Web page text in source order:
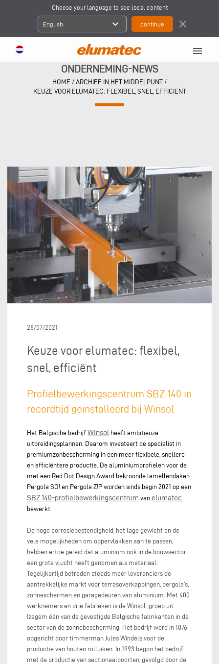
Choose your language to see local content
English expand_more close
menu
ONDERNEMING-NEWS
HOME / ARCHIEF IN HET MIDDELPUNT /
KEUZE VOOR ELUMATEC: FLEXIBEL, SNEL, EFFICIËNT
28/07/2021
Keuze voor elumatec: flexibel,
snel, efficiënt
Profielbewerkingscentrum SBZ 140 in
recordtijd geïnstalleerd bij Winsol
Het Belgische bedrijf Winsol heeft ambitieuze
uitbreidingsplannen. Daarom investeert de specialist in
premiumzonbescherming in een meer flexibele, snellere
en efficiëntere productie. De aluminiumprofielen voor de
met een Red Dot Design Award bekroonde lamellendaken
Pergola SO! en Pergola Z!P worden sinds begin 2021 op een
SBZ 140-profielbewerkingscentrum van elumatec
bewerkt.
De hoge corrosiebestendigheid, het lage gewicht en de
vele mogelijkheden om oppervlakken aan te passen,
hebben ertoe geleid dat aluminium ook in de bouwsector
een grote vlucht heeft genomen als materiaal.
Tegelijkertijd betreden steeds meer leveranciers de
aantrekkelijke markt voor terrasoverkappingen, pergola's,
zonneschermen en garagedeuren van aluminium. Met 400
werknemers en drie fabrieken is de Winsol-groep uit
Izegem één van de gevestigde Belgische fabrikanten in de
sector van de zonnebescherming. Het bedrijf werd in 1876
opgericht door timmerman Jules Windels voor de
productie van houten rolluiken. In 1993 begon het bedrijf
met de productie van sectionaalpoorten, gevolgd door de